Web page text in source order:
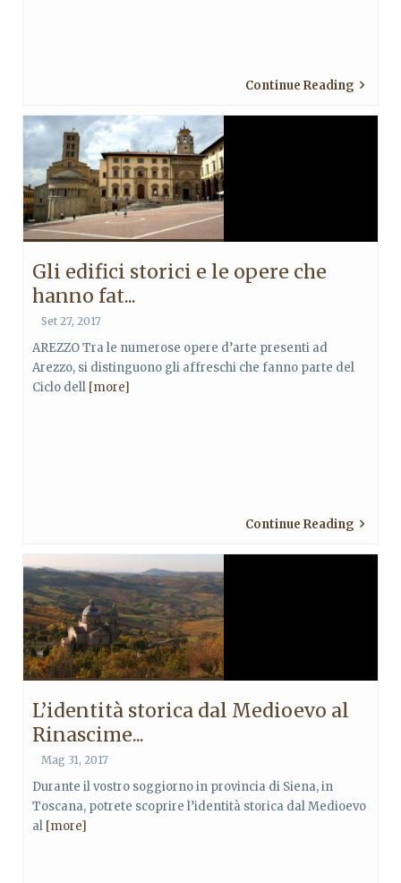
Continue Reading
Gli edifici storici e le opere che
hanno fat...
Set 27, 2017
AREZZO Tra le numerose opere d’arte presenti ad
Arezzo, si distinguono gli affreschi che fanno parte del
Ciclo dell [more]
Continue Reading
L’identità storica dal Medioevo al
Rinascime...
Mag 31, 2017
Durante il vostro soggiorno in provincia di Siena, in
Toscana, potrete scoprire l’identità storica dal Medioevo
al [more]